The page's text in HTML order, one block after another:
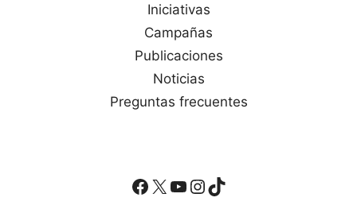
Iniciativas
Campañas
Publicaciones
Noticias
Preguntas frecuentes
Facebook
X YouTube
Instagram
TikTok